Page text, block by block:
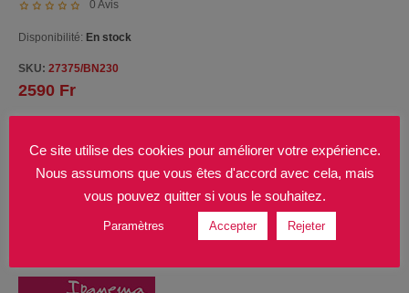
0 Avis
Disponibilité: En stock
SKU: 27375/BN230
2590 Fr
AJOUTER AU PANIER
Ce site utilise des cookies pour améliorer votre expérience.
Nous assumons que vous êtes d'accord avec cela, mais
vous pouvez quitter si vous le souhaitez.
Paramètres Accepter Rejeter